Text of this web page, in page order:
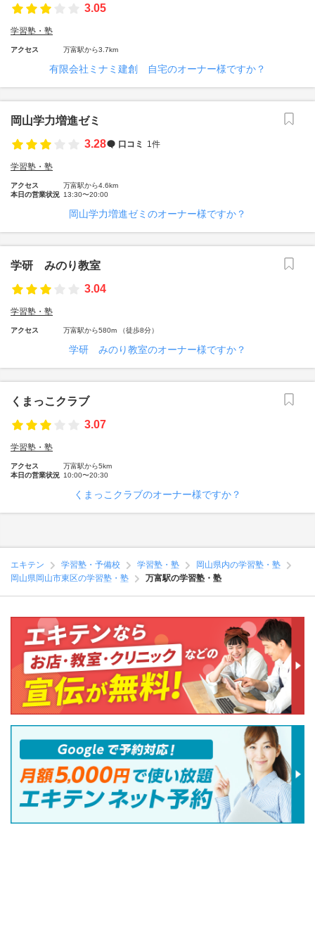
3.05
学習塾・塾
アクセス 万富駅から3.7km
有限会社ミナミ建創 自宅のオーナー様ですか？
岡山学力増進ゼミ
3.28
口コミ 1件
学習塾・塾
アクセス
万富駅から4.6km
本日の営業状況 13:30〜20:00
岡山学力増進ゼミのオーナー様ですか？
学研 みのり教室
3.04
学習塾・塾
アクセス 万富駅から580m （徒歩8分）
学研 みのり教室のオーナー様ですか？
くまっこクラブ
3.07
学習塾・塾
アクセス
万富駅から5km
本日の営業状況 10:00〜20:30
くまっこクラブのオーナー様ですか？
エキテン 学習塾・予備校 学習塾・塾
岡山県内の学習塾・塾
岡山県岡山市東区の学習塾・塾
万富駅の学習塾・塾